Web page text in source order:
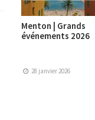
Menton | Grands
événements 2026
28 janvier 2026